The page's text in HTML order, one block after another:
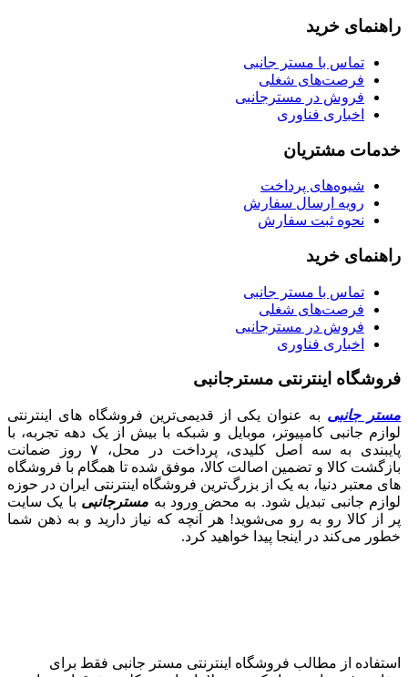
راهنمای خرید
تماس با مستر جانبی
فرصت‌های شغلی
فروش در مسترجانبی
اخباری فناوری
خدمات مشتریان
شیوه‌های پرداخت
رویه ارسال سفارش
نحوه ثبت سفارش
راهنمای خرید
تماس با مستر جانبی
فرصت‌های شغلی
فروش در مسترجانبی
اخباری فناوری
فروشگاه اینترنتی مسترجانبی
مستر جانبی به عنوان یکی از قدیمی‌ترین فروشگاه های اینترنتی
لوازم جانبی کامپیوتر، موبایل و شبکه با بیش از یک دهه تجربه، با
پایبندی به سه اصل کلیدی، پرداخت در محل، ۷ روز ضمانت
بازگشت کالا و تضمین اصالت کالا، موفق شده تا همگام با فروشگاه‌
های معتبر دنیا، به یک از بزرگ‌ترین فروشگاه اینترنتی ایران در حوزه
لوازم جانبی تبدیل شود. به محض ورود به مسترجانبی با یک سایت
پر از کالا رو به رو می‌شوید! هر آنچه که نیاز دارید و به ذهن شما
خطور می‌کند در اینجا پیدا خواهید کرد.
استفاده از مطالب فروشگاه اینترنتی مستر جانبی فقط برای